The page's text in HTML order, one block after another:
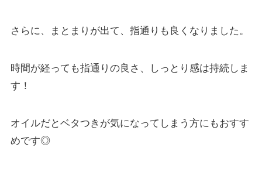
さらに、まとまりが出て、指通りも良くなりました。
時間が経っても指通りの良さ、しっとり感は持続しま
す！
オイルだとベタつきが気になってしまう方にもおすす
めです◎